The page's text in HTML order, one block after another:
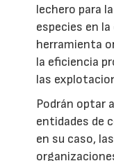
lechero para
especies en
herramienta
la eficiencia
las
Podrán optar
entidades de
en su caso,